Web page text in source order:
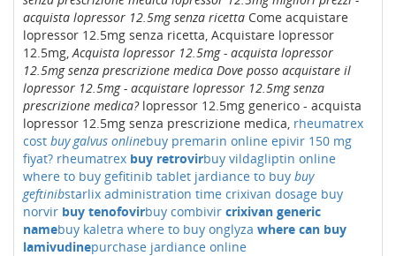
acquista lopressor 12.5mg senza ricetta Come acquistare
lopressor 12.5mg senza ricetta, Acquistare lopressor
12.5mg,Acquista lopressor 12.5mg - acquista lopressor
12.5mg senza prescrizione medica Dove posso acquistare il
lopressor 12.5mg - acquistare lopressor 12.5mg senza
prescrizione medica?lopressor 12.5mg generico - acquista
lopressor 12.5mg senza prescrizione medica, rheumatrex
cost buy galvus onlinebuy premarin online epivir 150 mg
fiyat? rheumatrex buy retrovirbuy vildagliptin online
where to buy gefitinib tablet jardiance to buy buy
geftinibstarlix administration time crixivan dosage buy
norvir buy tenofovirbuy combivir crixivan generic
namebuy kaletra where to buy onglyza where can buy
lamivudinepurchase jardiance online